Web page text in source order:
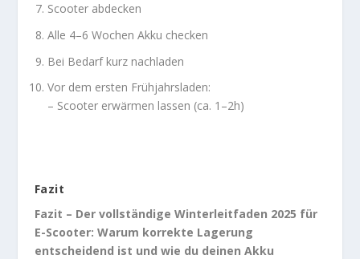
Scooter abdecken
Alle 4–6 Wochen Akku checken
Bei Bedarf kurz nachladen
Vor dem ersten Frühjahrsladen:
– Scooter erwärmen lassen (ca. 1–2h)
Fazit
Fazit – Der vollständige Winterleitfaden 2025 für
E-Scooter: Warum korrekte Lagerung
entscheidend ist und wie du deinen Akku